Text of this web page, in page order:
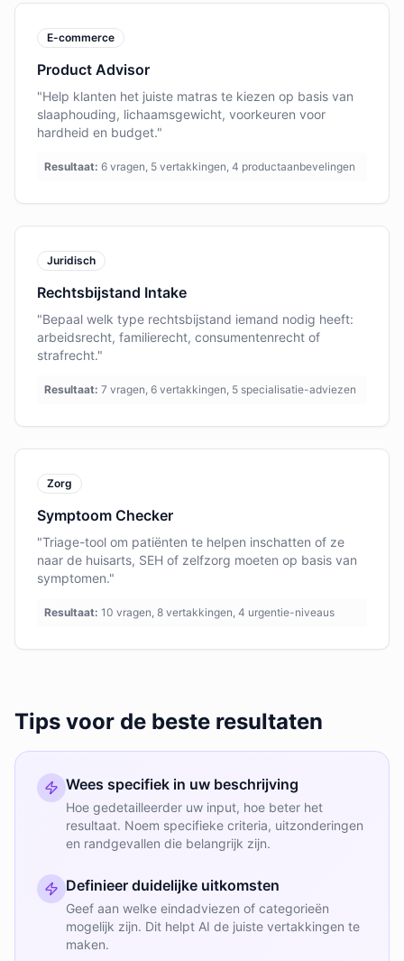
E-commerce
Product Advisor
"Help klanten het juiste matras te kiezen op basis van
slaaphouding, lichaamsgewicht, voorkeuren voor
hardheid en budget."
Resultaat: 6 vragen, 5 vertakkingen, 4 productaanbevelingen
Juridisch
Rechtsbijstand Intake
"Bepaal welk type rechtsbijstand iemand nodig heeft:
arbeidsrecht, familierecht, consumentenrecht of
strafrecht."
Resultaat: 7 vragen, 6 vertakkingen, 5 specialisatie-adviezen
Zorg
Symptoom Checker
"Triage-tool om patiënten te helpen inschatten of ze
naar de huisarts, SEH of zelfzorg moeten op basis van
symptomen."
Resultaat: 10 vragen, 8 vertakkingen, 4 urgentie-niveaus
Tips voor de beste resultaten
Wees specifiek in uw beschrijving
Hoe gedetailleerder uw input, hoe beter het
resultaat. Noem specifieke criteria, uitzonderingen
en randgevallen die belangrijk zijn.
Definieer duidelijke uitkomsten
Geef aan welke eindadviezen of categorieën
mogelijk zijn. Dit helpt AI de juiste vertakkingen te
maken.